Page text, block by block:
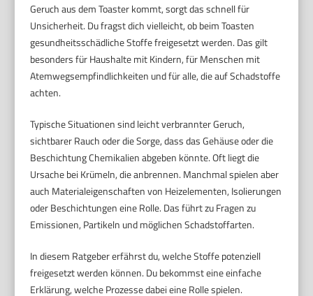
Geruch aus dem Toaster kommt, sorgt das schnell für
Unsicherheit. Du fragst dich vielleicht, ob beim Toasten
gesundheitsschädliche Stoffe freigesetzt werden. Das gilt
besonders für Haushalte mit Kindern, für Menschen mit
Atemwegsempfindlichkeiten und für alle, die auf Schadstoffe
achten.
Typische Situationen sind leicht verbrannter Geruch,
sichtbarer Rauch oder die Sorge, dass das Gehäuse oder die
Beschichtung Chemikalien abgeben könnte. Oft liegt die
Ursache bei Krümeln, die anbrennen. Manchmal spielen aber
auch Materialeigenschaften von Heizelementen, Isolierungen
oder Beschichtungen eine Rolle. Das führt zu Fragen zu
Emissionen, Partikeln und möglichen Schadstoffarten.
In diesem Ratgeber erfährst du, welche Stoffe potenziell
freigesetzt werden können. Du bekommst eine einfache
Erklärung, welche Prozesse dabei eine Rolle spielen.